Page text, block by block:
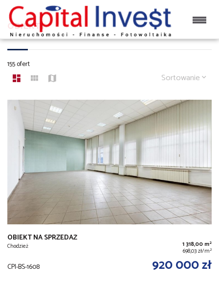
OBIEKTY
155 ofert
Sortowanie
OBIEKT NA SPRZEDAŻ
Chodzież 1 318,00 m2
698,03 zł/m2
CPI-BS-1608 920 000 zł